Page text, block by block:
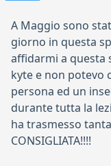
A Maggio sono
giorno in questa
affidarmi a questa
kyte e non potevo
persona ed un
durante tutta la
ha trasmesso tanta
CONSIGLIATA!!!!